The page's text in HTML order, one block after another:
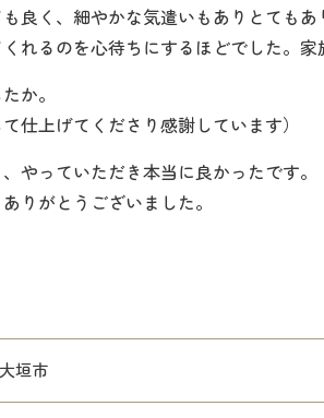
良く、細やかな気遣いもありとてもあ
れるのを心待ちにするほどでした。家
か。
仕上げてくださり感謝しています）
やっていただき本当に良かったです。
りがとうございました。
大垣市